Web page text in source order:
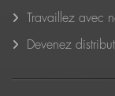
Travaillez avec
Devenez